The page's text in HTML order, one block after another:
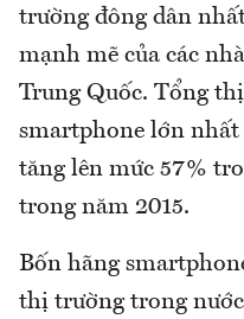
trường đông dân
mạnh mẽ của các
Trung Quốc. Tổng
smartphone lớn nhất
tăng lên mức 57%
trong năm 2015.
Bốn hãng
thị trường trong